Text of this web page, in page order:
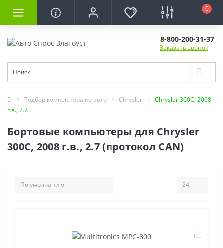
0
8-800-200-31-37
Заказать звонок
Подбор компьютера по авто Chrysler
Chrysler 300C, 2008
г.в., 2.7
Бортовые компьютеры для Chrysler
300C, 2008 г.в., 2.7 (протокол CAN)